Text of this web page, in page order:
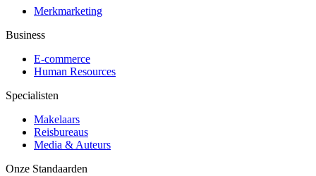
Merkmarketing
Business
E-commerce
Human Resources
Specialisten
Makelaars
Reisbureaus
Media & Auteurs
Onze Standaarden